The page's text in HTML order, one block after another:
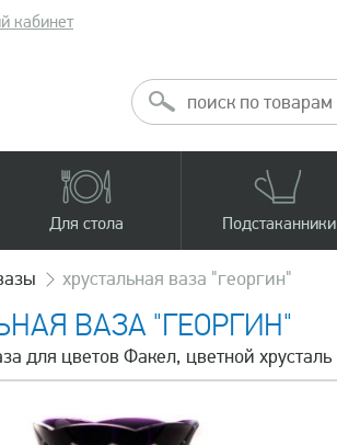
кабинет
Для стола Подстаканники
хрустальная ваза "георгин"
ВАЗА "ГЕОРГИН"
для цветов Факел, цветной хрусталь